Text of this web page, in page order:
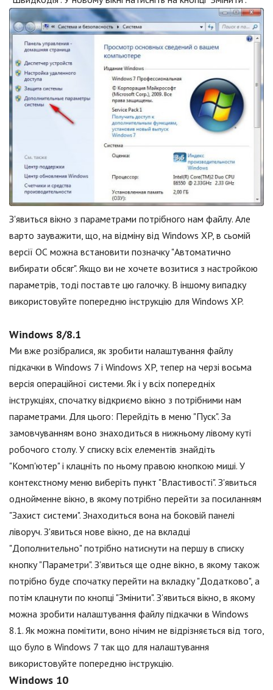
З'явиться вікно з параметрами потрібного нам файлу. Але
варто зауважити, що, на відміну від Windows XP, в сьомій
версії ОС можна встановити позначку "Автоматично
вибирати обсяг". Якщо ви не хочете возитися з настройкою
параметрів, тоді поставте цю галочку. В іншому випадку
використовуйте попередню інструкцію для Windows XP.
Windows 8/8.1
Ми вже розібралися, як зробити налаштування файлу
підкачки в Windows 7 і Windows XP, тепер на черзі восьма
версія операційної системи. Як і у всіх попередніх
інструкціях, спочатку відкриємо вікно з потрібними нам
параметрами. Для цього: Перейдіть в меню "Пуск". За
замовчуванням воно знаходиться в нижньому лівому куті
робочого столу. У списку всіх елементів знайдіть
"Комп'ютер" і клацніть по ньому правою кнопкою миші. У
контекстному меню виберіть пункт "Властивості". З'явиться
однойменне вікно, в якому потрібно перейти за посиланням
"Захист системи". Знаходиться вона на боковій панелі
ліворуч. З'явиться нове вікно, де на вкладці
"Дополнительно" потрібно натиснути на першу в списку
кнопку "Параметри". З'явиться ще одне вікно, в якому також
потрібно буде спочатку перейти на вкладку "Додатково", а
потім клацнути по кнопці "Змінити". З'явиться вікно, в якому
можна зробити налаштування файлу підкачки в Windows
8.1. Як можна помітити, воно нічим не відрізняється від того,
що було в Windows 7 так що для налаштування
використовуйте попередню інструкцію.
Windows 10